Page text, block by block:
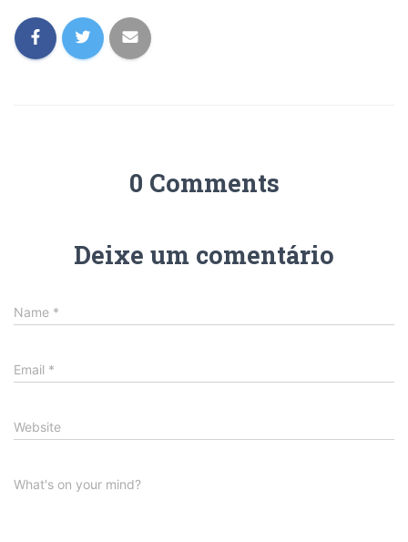
0 Comments
Deixe um comentário
Name *
Email *
Website
What's on your mind?